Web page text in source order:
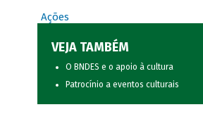
Ações
VEJA TAMBÉM
O BNDES e o apoio à cultura
Patrocínio a eventos culturais